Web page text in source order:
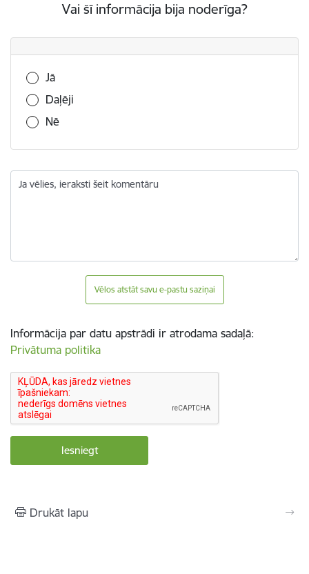
Vai šī informācija bija noderīga?
Vai šī informācija bija noderīga?
Jā
Daļēji
Nē
Ja vēlies, ieraksti šeit komentāru
Vēlos atstāt savu e-pastu saziņai
Informācija par datu apstrādi ir atrodama sadaļā:
Privātuma politika
Drukāt lapu